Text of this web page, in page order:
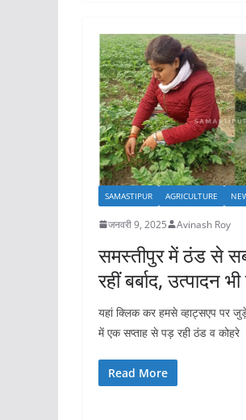
SAMASTIPUR AGRICULTURE
जनवरी 9, 2025 Avinash Roy
समस्तीपुर में ठंड से
रहीं बर्बाद, उत्पादन
यहां क्लिक कर हमसे व्हाट्सएप पर
में एक सप्ताह से पड़ रही ठंड व कोहरे
Read More